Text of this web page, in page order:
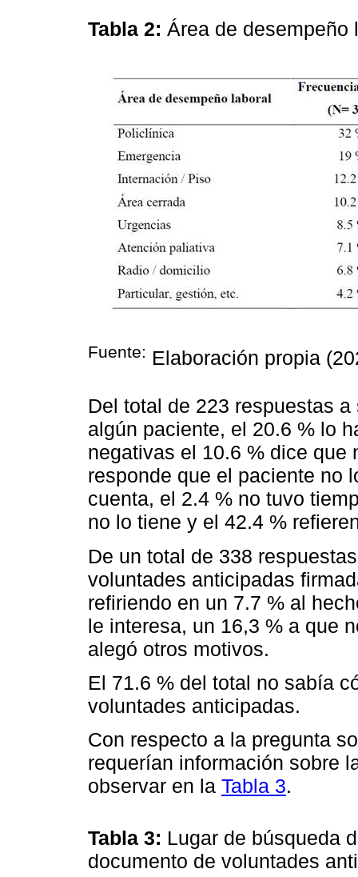
Tabla 2: Área de
Fuente: Elaboración propia
Del total de 223 respuestas
algún paciente, el 20.6 % lo
negativas el 10.6 % dice que
responde que el paciente no
cuenta, el 2.4 % no tuvo
no lo tiene y el 42.4 %
De un total de 338
voluntades anticipadas
refiriendo en un 7.7 % al
le interesa, un 16,3 % a que
alegó otros motivos.
El 71.6 % del total no sabía
voluntades anticipadas.
Con respecto a la pregunta
requerían información sobre
observar en la Tabla 3.
Tabla 3: Lugar de búsqueda
documento de voluntades